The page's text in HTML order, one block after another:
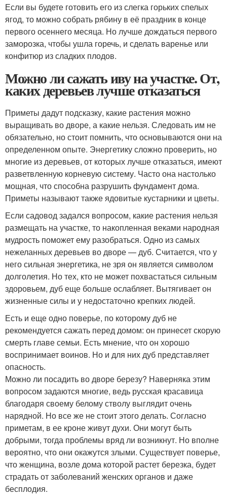
Если вы будете готовить его из слегка горьких спелых
ягод, то можно собрать рябину в её праздник в конце
первого осеннего месяца. Но лучше дождаться первого
заморозка, чтобы ушла горечь, и сделать варенье или
конфитюр из сладких плодов.
Можно ли сажать иву на участке. От,
каких деревьев лучше отказаться
Приметы дадут подсказку, какие растения можно
выращивать во дворе, а какие нельзя. Следовать им не
обязательно, но стоит помнить, что основываются они на
определенном опыте. Энергетику сложно проверить, но
многие из деревьев, от которых лучше отказаться, имеют
разветвленную корневую систему. Часто она настолько
мощная, что способна разрушить фундамент дома.
Приметы называют также ядовитые кустарники и цветы.
Если садовод задался вопросом, какие растения нельзя
размещать на участке, то накопленная веками народная
мудрость поможет ему разобраться. Одно из самых
нежеланных деревьев во дворе — дуб. Считается, что у
него сильная энергетика, не зря он является символом
долголетия. Но тех, кто не может похвастаться сильным
здоровьем, дуб еще больше ослабляет. Вытягивает он
жизненные силы и у недостаточно крепких людей.
Есть и еще одно поверье, по которому дуб не
рекомендуется сажать перед домом: он принесет скорую
смерть главе семьи. Есть мнение, что он хорошо
воспринимает воинов. Но и для них дуб представляет
опасность.
Можно ли посадить во дворе березу? Наверняка этим
вопросом задаются многие, ведь русская красавица
благодаря своему белому стволу выглядит очень
нарядной. Но все же не стоит этого делать. Согласно
приметам, в ее кроне живут духи. Они могут быть
добрыми, тогда проблемы вряд ли возникнут. Но вполне
вероятно, что они окажутся злыми. Существует поверье,
что женщина, возле дома которой растет березка, будет
страдать от заболеваний женских органов и даже
бесплодия.